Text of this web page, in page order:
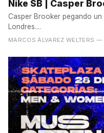
Nike SB | Casper
Casper Brooker pegando
Londres....
MARCOS ÁLVAREZ WELTERS —